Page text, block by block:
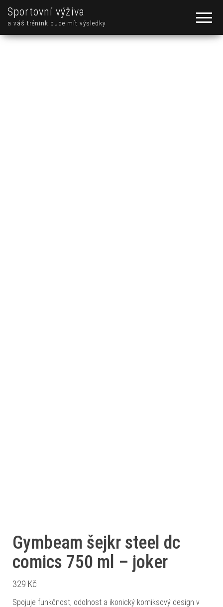
Sportovní výživa
a váš trénink bude mít výsledky
Gymbeam šejkr steel dc
comics 750 ml – joker
329 Kč
Spojuje funkčnost, odolnost a ikonický komiksový design v